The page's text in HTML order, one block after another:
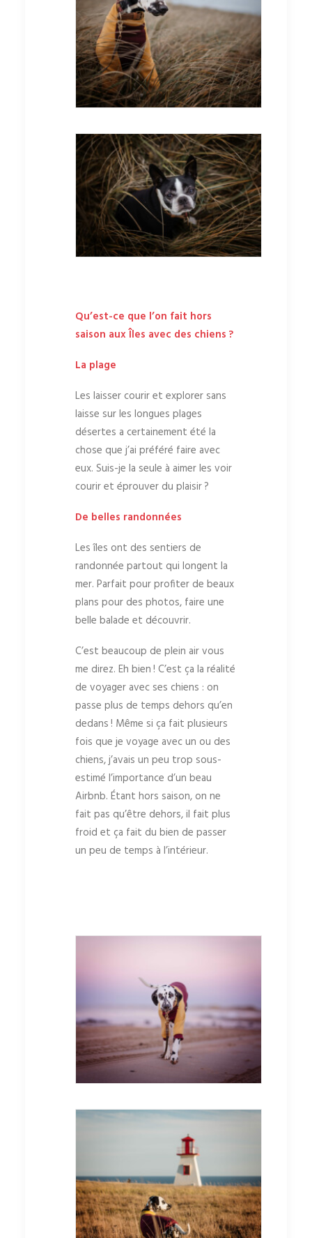
Qu’est-ce que l’on fait hors
saison aux Îles avec des chiens ?
La plage
Les laisser courir et explorer sans
laisse sur les longues plages
désertes a certainement été la
chose que j’ai préféré faire avec
eux. Suis-je la seule à aimer les voir
courir et éprouver du plaisir ?
De belles randonnées
Les îles ont des sentiers de
randonnée partout qui longent la
mer. Parfait pour profiter de beaux
plans pour des photos, faire une
belle balade et découvrir.
C’est beaucoup de plein air vous
me direz. Eh bien ! C’est ça la réalité
de voyager avec ses chiens : on
passe plus de temps dehors qu’en
dedans ! Même si ça fait plusieurs
fois que je voyage avec un ou des
chiens, j’avais un peu trop sous-
estimé l’importance d’un beau
Airbnb. Étant hors saison, on ne
fait pas qu’être dehors, il fait plus
froid et ça fait du bien de passer
un peu de temps à l’intérieur.